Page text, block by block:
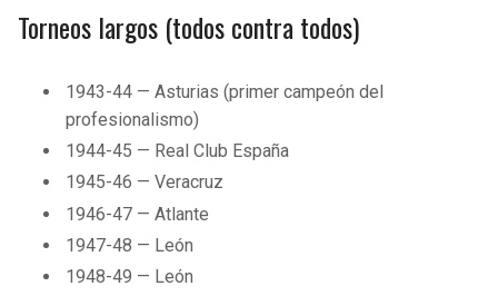
Torneos largos (todos contra todos)
1943-44 — Asturias (primer campeón del
profesionalismo)
1944-45 — Real Club España
1945-46 — Veracruz
1946-47 — Atlante
1947-48 — León
1948-49 — León